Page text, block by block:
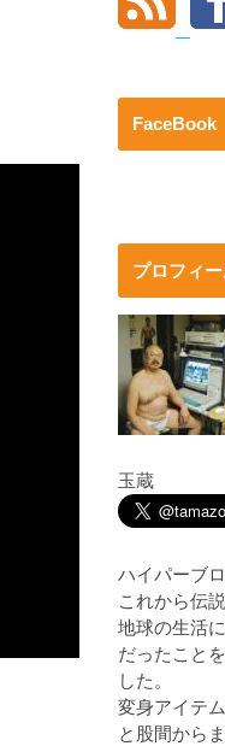
FaceBook
プロフィ
玉蔵
ハイパーブロ
これから伝
地球の生活
だったこと
した。
変身アイテ
と股間から